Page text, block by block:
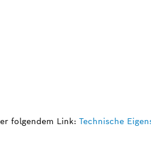
folgendem Link: Technische